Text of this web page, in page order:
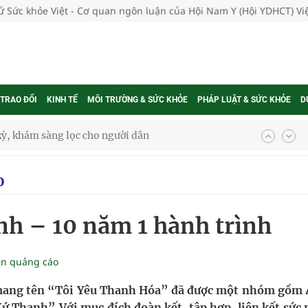
Sức khỏe Việt - Cơ quan ngôn luận của Hội Nam Y (Hội YDHCT)
ĐỔI KINH TẾ MÔI TRƯỜNG & SỨC KHỎE PHÁP LUẬT & SỨC KHỎE
cực hiệu quả
thực tế
ung thư
– 10 năm 1 hành trình
quảng cáo
tên “Tôi Yêu Thanh Hóa” đã được một nhóm gồm